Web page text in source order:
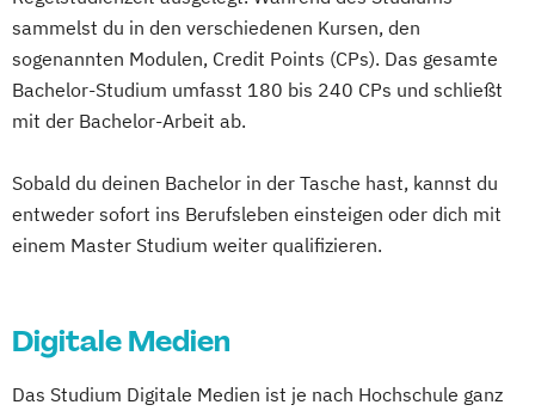
sammelst du in den verschiedenen Kursen, den
sogenannten Modulen, Credit Points (CPs). Das gesamte
Bachelor-Studium umfasst 180 bis 240 CPs und schließt
mit der Bachelor-Arbeit ab.
Sobald du deinen Bachelor in der Tasche hast, kannst du
entweder sofort ins Berufsleben einsteigen oder dich mit
einem Master Studium weiter qualifizieren.
Digitale Medien
Das Studium Digitale Medien ist je nach Hochschule ganz